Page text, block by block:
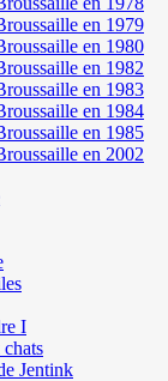
en 1979
en 1980
en 1982
en 1983
en 1984
en 1985
en 2002
I
Jentink